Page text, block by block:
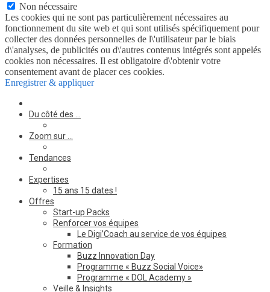
Non nécessaire
Les cookies qui ne sont pas particulièrement nécessaires au
fonctionnement du site web et qui sont utilisés spécifiquement pour
collecter des données personnelles de l\'utilisateur par le biais
d\'analyses, de publicités ou d\'autres contenus intégrés sont appelés
cookies non nécessaires. Il est obligatoire d\'obtenir votre
consentement avant de placer ces cookies.
Enregistrer & appliquer
Du côté des …
Zoom sur …
Tendances
Expertises
15 ans 15 dates !
Offres
Start-up Packs
Renforcer vos équipes
Le Digi’Coach au service de vos équipes
Formation
Buzz Innovation Day
Programme « Buzz Social Voice»
Programme « DOL Academy »
Veille & Insights